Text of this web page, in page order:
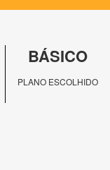
BÁSICO
PLANO ESCOLHIDO